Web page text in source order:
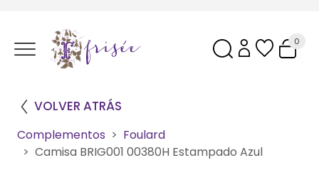
0
VOLVER ATRÁS
Complementos
Foulard
Camisa BRIG001 00380H Estampado Azul